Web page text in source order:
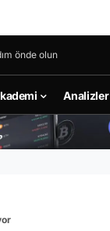
önde olun
Analizler